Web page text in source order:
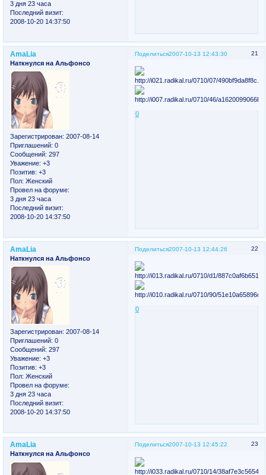
3 дня 23 часа
Последний визит:
2008-10-20 14:37:50
Поделиться 21
2007-10-13 12:43:30
AmaLia
Наткнулся на Альфонсо
Зарегистрирован: 2007-08-14
Приглашений: 0
Сообщений: 297
Уважение: +3
Позитив: +3
Пол: Женский
Провел на форуме:
3 дня 23 часа
Последний визит:
2008-10-20 14:37:50
0
Поделиться 22
2007-10-13 12:44:26
AmaLia
Наткнулся на Альфонсо
Зарегистрирован: 2007-08-14
Приглашений: 0
Сообщений: 297
Уважение: +3
Позитив: +3
Пол: Женский
Провел на форуме:
3 дня 23 часа
Последний визит:
2008-10-20 14:37:50
0
Поделиться 23
2007-10-13 12:45:22
AmaLia
Наткнулся на Альфонсо